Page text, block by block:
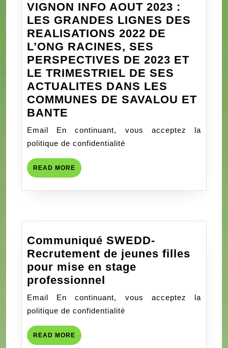
VIGNON INFO AOUT 2023 :
LES GRANDES LIGNES DES
REALISATIONS 2022 DE
L’ONG RACINES, SES
PERSPECTIVES DE 2023 ET
LE TRIMESTRIEL DE SES
ACTUALITES DANS LES
COMMUNES DE SAVALOU ET
BANTE
INFO
AOUT
LES
GRANDES
LIGNES
REALISATIONS
DE
L’ONG
RACINES,
SES
PERSPECTIVES
DE
2023
ET
Email En continuant, vous acceptez la
politique de confidentialité
READ MORE READ
MORE
Communiqué SWEDD-
Recrutement de jeunes filles
pour mise en stage
professionnel
SWEDD-
Recrutement
Email En continuant, vous acceptez la
politique de confidentialité
READ MORE READ
MORE